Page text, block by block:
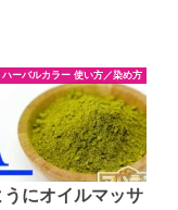
ハーバルカラー 使い方／染め方
にオイルマッサ